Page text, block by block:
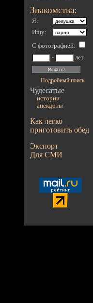
Знакомства:
Я:
Ищу:
С фотографией:
-
лет
Подробный поиск
Чудесатые
истории
анекдоты
Как легко
приготовить обед
Экспорт
Для СМИ